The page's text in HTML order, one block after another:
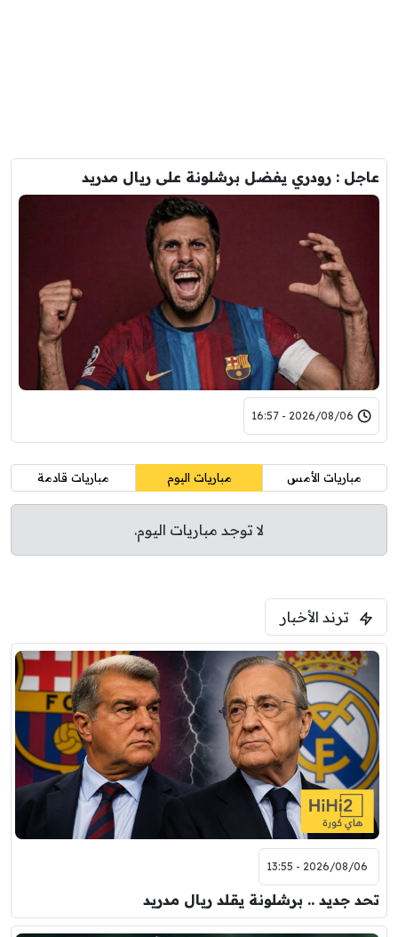
عاجل : رودري يفضل برشلونة على ريال مدريد
2026/08/06 - 16:57
مباريات الأمس مباريات اليوم مباريات قادمة
لا توجد مباريات اليوم.
ترند الأخبار
2026/08/06 - 13:55
تحد جديد .. برشلونة يقلد ريال مدريد